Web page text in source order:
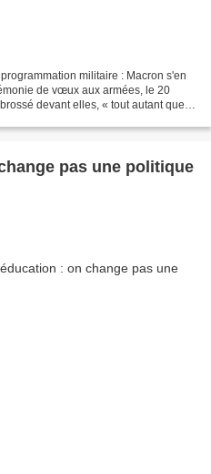
militaire : Macron s'en
de vœux aux armées, le 20
devant elles, « tout autant que
pas une politique